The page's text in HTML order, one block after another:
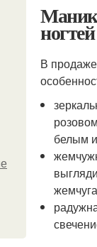
ногтей
В
белым